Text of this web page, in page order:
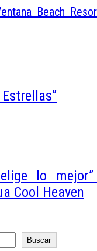
Beach
lo
Cool Heaven
Buscar